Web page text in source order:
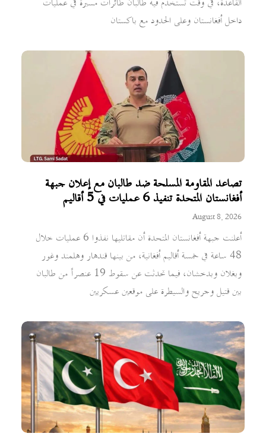
داخل أفغانستان وعلى الحدود مع باكستان
تصاعد المقاومة المسلحة ضد طالبان مع إعلان جبهة
أفغانستان المتحدة تنفيذ 6 عمليات في 5 أقاليم
August 8, 2026
أعلنت جبهة أفغانستان المتحدة أن مقاتليها نفذوا 6 عمليات خلال
48 ساعة في خمسة أقاليم أفغانية، من بينها قندهار وهلمند وغور
وبغلان وبدخشان، فيما تحدثت عن سقوط 19 عنصراً من طالبان
بين قتيل وجريح والسيطرة على موقعين عسكريين